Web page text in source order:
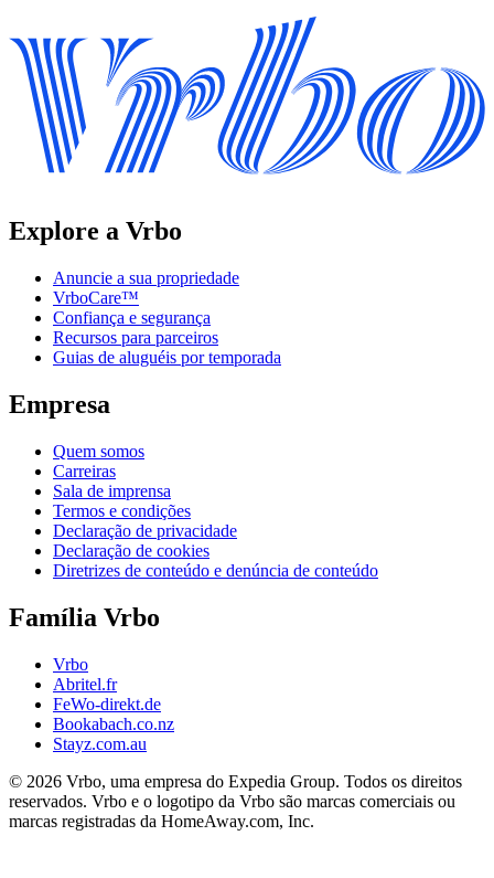
Explore a Vrbo
Anuncie a sua propriedade
VrboCare™
Confiança e segurança
Recursos para parceiros
Guias de aluguéis por temporada
Empresa
Quem somos
Carreiras
Sala de imprensa
Termos e condições
Declaração de privacidade
Declaração de cookies
Diretrizes de conteúdo e denúncia de conteúdo
Família Vrbo
Vrbo
Abritel.fr
FeWo-direkt.de
Bookabach.co.nz
Stayz.com.au
© 2026 Vrbo, uma empresa do Expedia Group. Todos os direitos
reservados. Vrbo e o logotipo da Vrbo são marcas comerciais ou
marcas registradas da HomeAway.com, Inc.